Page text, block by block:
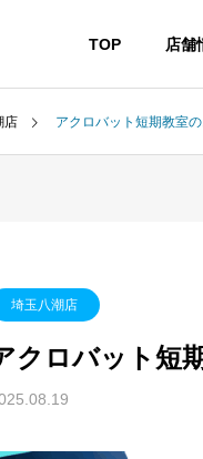
TOP 店舗
店 アクロバット短期教室
埼玉八潮店
クロバット短